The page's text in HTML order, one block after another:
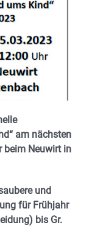
am nächsten
beim Neuwirt in
und
für Frühjahr
bis Gr.